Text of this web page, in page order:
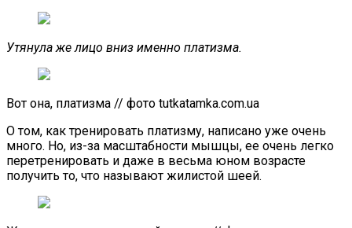
Утянула же лицо вниз именно платизма.
Вот она, платизма // фото tutkatamka.com.ua
О том, как тренировать платизму, написано уже очень
много. Но, из-за масштабности мышцы, ее очень легко
перетренировать и даже в весьма юном возрасте
получить то, что называют жилистой шеей.